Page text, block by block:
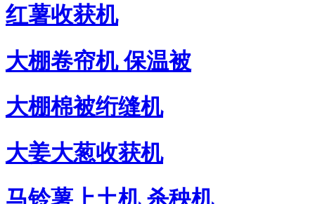
红薯收获机
大棚卷帘机 保温被
大棚棉被绗缝机
大姜大葱收获机
马铃薯上土机 杀秧机